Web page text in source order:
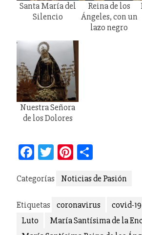
Santa María del
Silencio
Reina de los
Ángeles, con un
lazo negro
Nuestra Señora
de los Dolores
Facebook
TwitterPinterest
Categorías Noticias de Pasión
Etiquetas coronavirus covid-19
Luto
María Santísima de la